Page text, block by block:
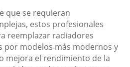
que se requieran
estos profesionales
reemplazar radiadores
por modelos más modernos y
mejora el rendimiento de la